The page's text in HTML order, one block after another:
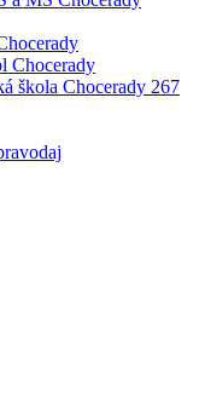
Chocerady
škola Chocerady 267